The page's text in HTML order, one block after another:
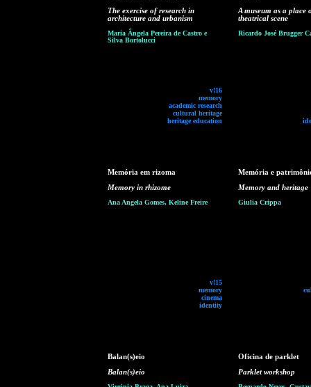
The exercise of research in
architecture and urbanism
Maria Ângela Pereira de Castro e
Silva Bortolucci
v!16
memory
academic research
cultural heritage
heritage education
A museum as a place
theatrical scene
Ricardo José Brugger
Memória em rizoma
Memory in rhizome
Ana Angela Gomes, Keline Freire
v!15
memory
cinema
identity
Memória e
Memory and heritage
Giulia Crippa
Balan(s)eio
Balan(s)eio
Oficina de parklet
Parklet workshop